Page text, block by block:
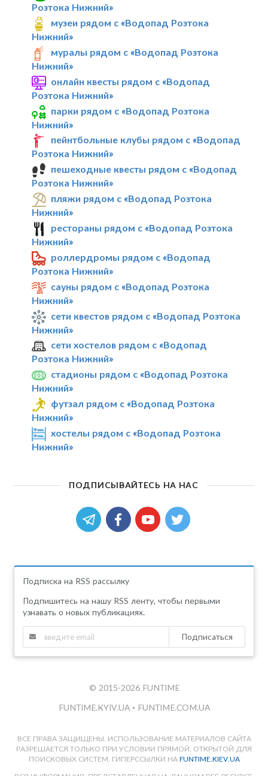
Розтока Нижний»
музеи рядом с «Водопад Розтока
Нижний»
муралы рядом с «Водопад Розтока
Нижний»
онлайн квесты рядом с «Водопад
Розтока Нижний»
парки рядом с «Водопад Розтока
Нижний»
пейнтбольные клубы рядом с «Водопад
Розтока Нижний»
пешеходные квесты рядом с «Водопад
Розтока Нижний»
пляжи рядом с «Водопад Розтока
Нижний»
рестораны рядом с «Водопад Розтока
Нижний»
роллердромы рядом с «Водопад
Розтока Нижний»
сауны рядом с «Водопад Розтока
Нижний»
сети квестов рядом с «Водопад Розтока
Нижний»
сети хостелов рядом с «Водопад
Розтока Нижний»
стадионы рядом с «Водопад Розтока
Нижний»
футзал рядом с «Водопад Розтока
Нижний»
хостелы рядом с «Водопад Розтока
Нижний»
ПОДПИСЫВАЙТЕСЬ НА НАС
Подписка на RSS рассылку
Подпишитесь на нашу RSS ленту, чтобы первыми
узнавать о новых публикациях.
Подписаться
© 2015-2026 FUNTIME
FUNTIME.KYIV.UA • FUNTIME.COM.UA
ВСЕ ПРАВА ЗАЩИЩЕНЫ. ИСПОЛЬЗОВАНИЕ МАТЕРИАЛОВ САЙТА
РАЗРЕШАЕТСЯ ТОЛЬКО ПРИ УСЛОВИИ ПРЯМОЙ, ОТКРЫТОЙ ДЛЯ
ПОИСКОВЫХ СИСТЕМ, ГИПЕРССЫЛКИ НА FUNTIME.KIEV.UA